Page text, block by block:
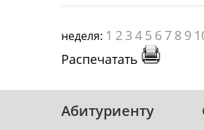
неделя: 1 2 3 4 5 6 7 8 9
Распечатать
Абитуриенту